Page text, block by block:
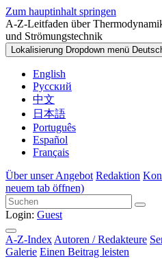
Zum hauptinhalt springen
A-Z-Leitfaden über
und Strömungstechnik
Lokalisierung Dropdown menü
English
Русский
中文
日本語
Português
Español
Français
Über unser Angebot Redaktion
neuem tab öffnen)
Login: Guest
A-Z-Index Autoren / Redakteure
Galerie Einen Beitrag leisten